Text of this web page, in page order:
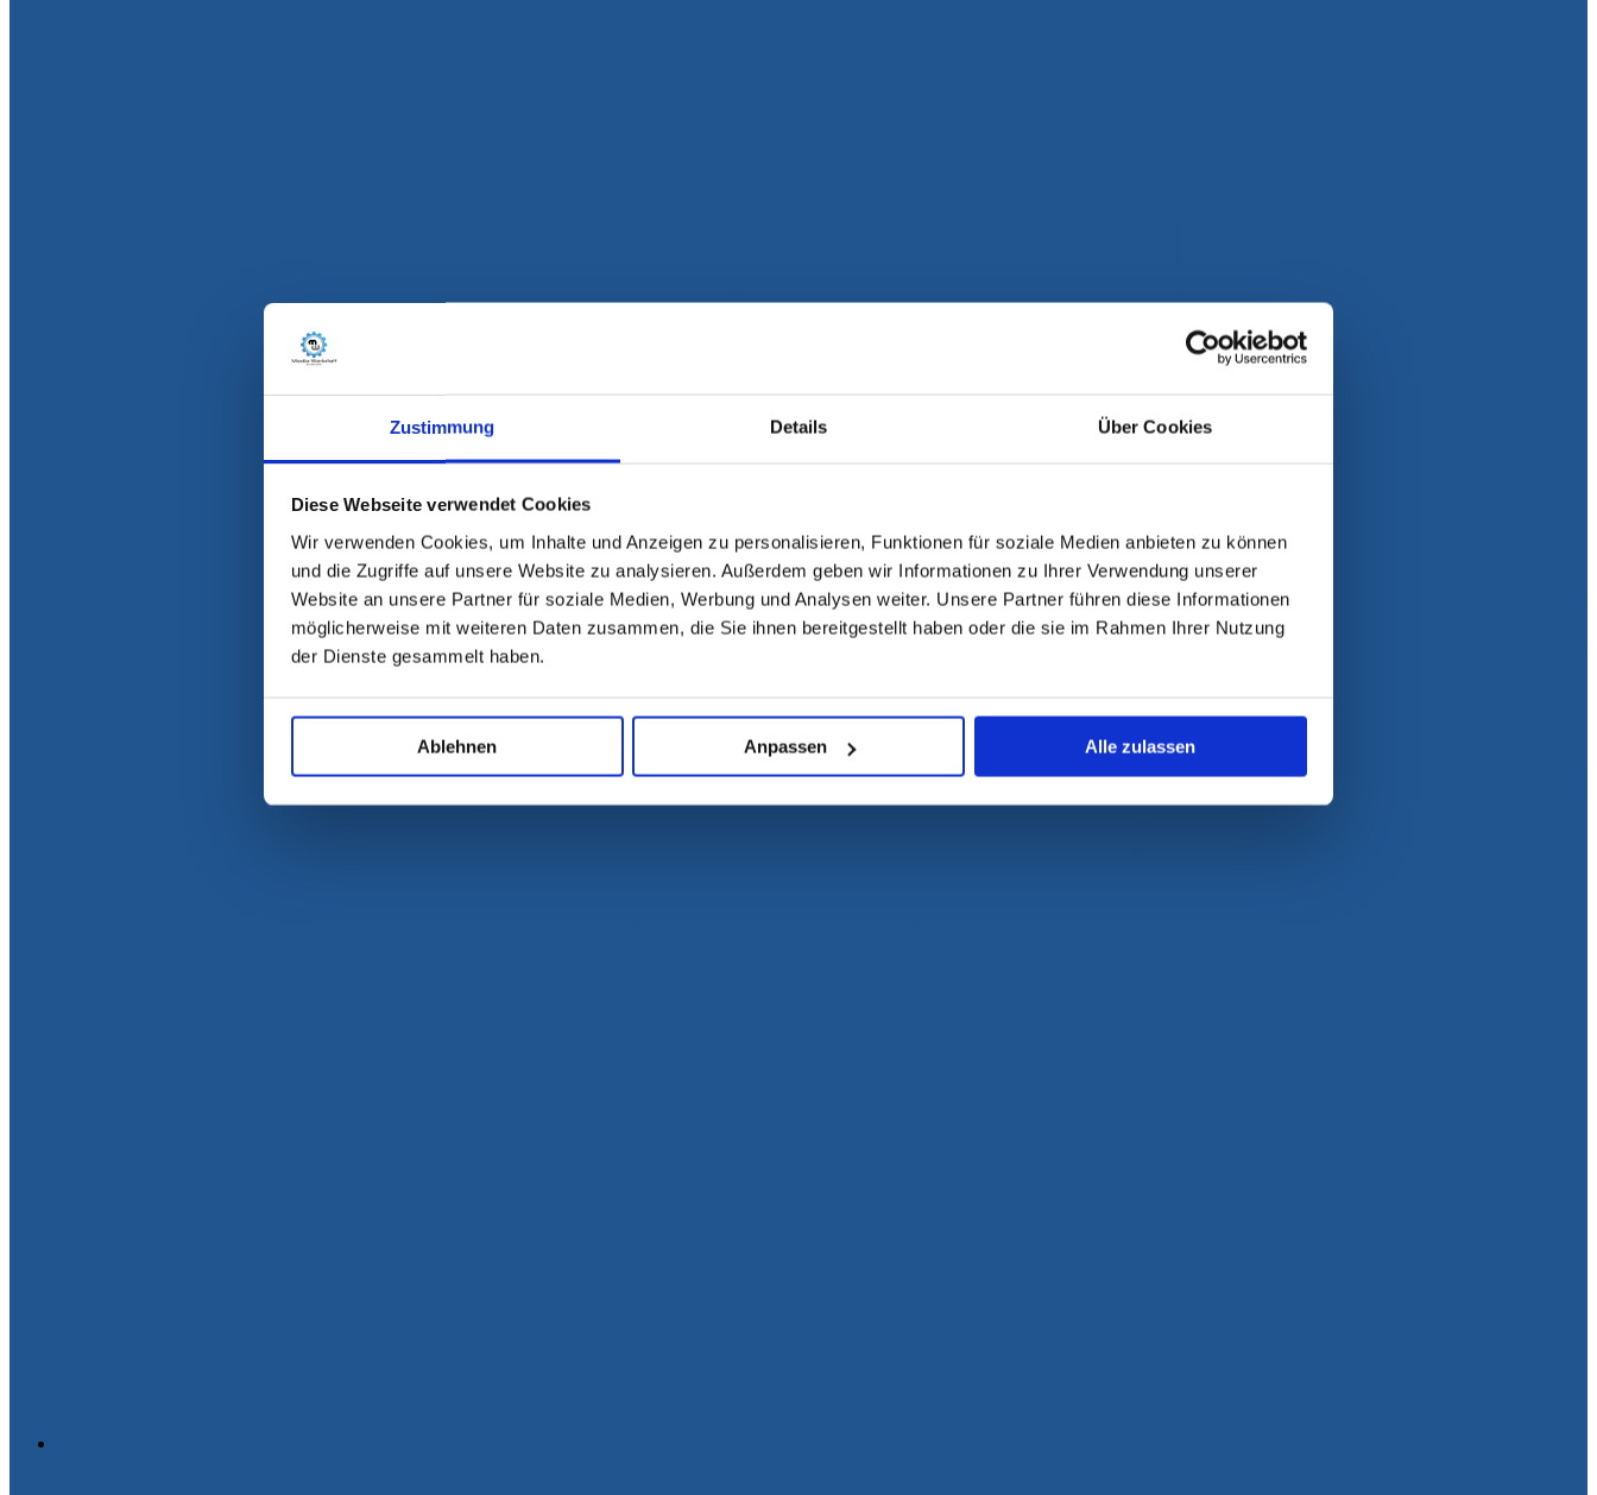
Zustimmung Details Über Cookies
Diese Webseite verwendet Cookies
Wir verwenden Cookies, um Inhalte und Anzeigen zu personalisieren, Funktionen für soziale Medien anbieten zu können
und die Zugriffe auf unsere Website zu analysieren. Außerdem geben wir Informationen zu Ihrer Verwendung unserer
Website an unsere Partner für soziale Medien, Werbung und Analysen weiter. Unsere Partner führen diese Informationen
möglicherweise mit weiteren Daten zusammen, die Sie ihnen bereitgestellt haben oder die sie im Rahmen Ihrer Nutzung
der Dienste gesammelt haben.
Ablehnen Anpassen Alle zulassen